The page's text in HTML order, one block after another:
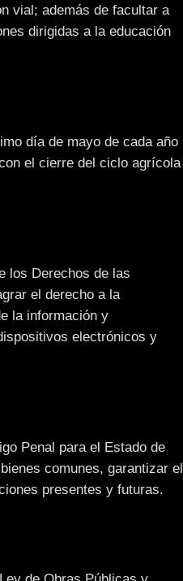
vial; además de facultar a
dirigidas a la educación
día de mayo de cada año
el cierre del ciclo agrícola
los Derechos de las
el derecho a la
la información y
electrónicos y
Penal para el Estado de
comunes, garantizar el
presentes y futuras.